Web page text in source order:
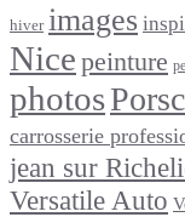
hiver images
Nice peinture
photos
carrosserie
jean sur
Versatile Auto